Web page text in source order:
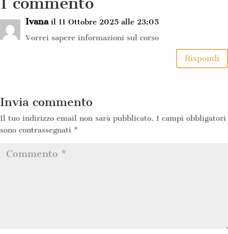
Ivana il 11 Ottobre 2025 alle 23:05
Vorrei sapere informazioni sul corso
Rispondi
Invia commento
Il tuo indirizzo email non sarà pubblicato. I campi obbligatori
sono contrassegnati *